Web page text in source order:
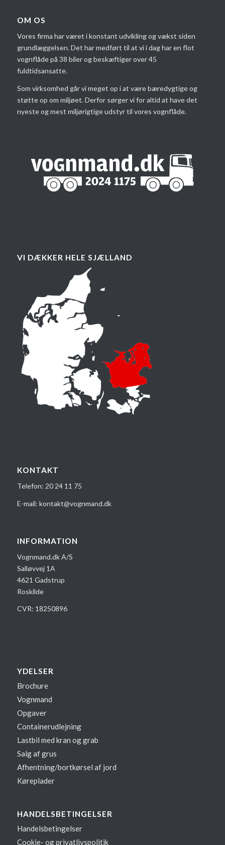
OM OS
Vores firma har været i konstant udvikling og vækst siden
grundlæggelsen. Det har medført til at vi i dag har en flot
vognflåde på 38 biler og beskæftiger over 45
fuldtidsansatte.
Som virksomhed går vi meget op i at være bæredygtige og
støtte op om miljøet. Derfor sørger vi for altid at have det
nyeste og mest miljørigtige udstyr til vores vognflåde.
VI DÆKKER HELE SJÆLLAND
KONTAKT
Telefon: 20 24 1​1 75
E-mail: kontakt@vognmand.dk
INFORMATION
Vognmand.dk A/S
Salløvvej 1A
4621 Gadstrup
Roskilde
CVR: 18250896
YDELSER
Brochure
Vognmand
Opgaver
Containerudlejning
Lastbil med kran og grab
Salg af grus
Afhentning/bortkørsel af jord
Køreplader
HANDELSBETINGELSER
Handelsbetingelser
Cookie- og privatlivspolitik